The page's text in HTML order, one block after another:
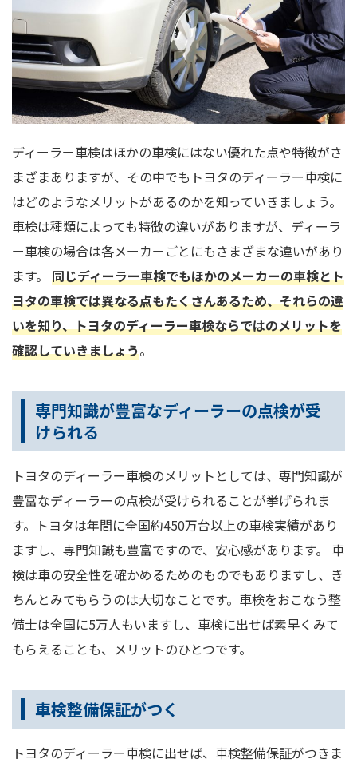
ディーラー車検はほかの車検にはない優れた点や特徴がさ
まざまありますが、その中でもトヨタのディーラー車検に
はどのようなメリットがあるのかを知っていきましょう。
車検は種類によっても特徴の違いがありますが、ディーラ
ー車検の場合は各メーカーごとにもさまざまな違いがあり
ます。 同じディーラー車検でもほかのメーカーの車検とト
ヨタの車検では異なる点もたくさんあるため、それらの違
いを知り、トヨタのディーラー車検ならではのメリットを
確認していきましょう。
専門知識が豊富なディーラーの点検が受
けられる
トヨタのディーラー車検のメリットとしては、専門知識が
豊富なディーラーの点検が受けられることが挙げられま
す。トヨタは年間に全国約450万台以上の車検実績があり
ますし、専門知識も豊富ですので、安心感があります。 車
検は車の安全性を確かめるためのものでもありますし、き
ちんとみてもらうのは大切なことです。車検をおこなう整
備士は全国に5万人もいますし、車検に出せば素早くみて
もらえることも、メリットのひとつです。
車検整備保証がつく
トヨタのディーラー車検に出せば、車検整備保証がつきま